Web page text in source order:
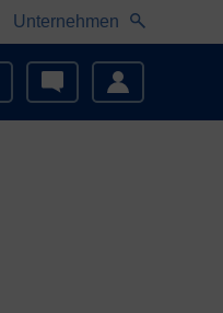
Unternehmen